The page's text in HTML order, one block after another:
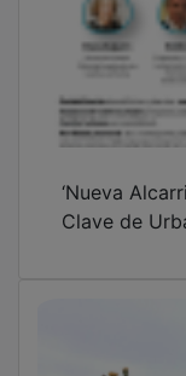
Clave de